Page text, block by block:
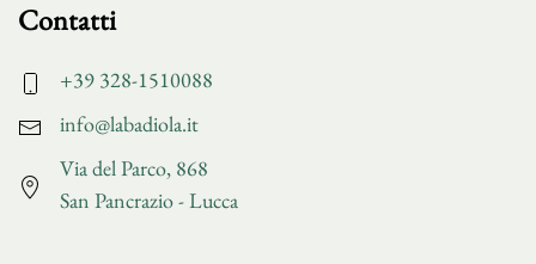
Contatti
+39 328-1510088
info@labadiola.it
Via del Parco, 868
San Pancrazio - Lucca